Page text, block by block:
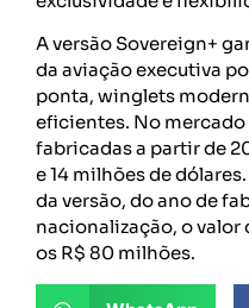
A versão Sovereign+
da aviação executiva
ponta, winglets
eficientes. No
fabricadas a partir de
e 14 milhões de
da versão, do ano de
nacionalização, o
os R$ 80 milhões.